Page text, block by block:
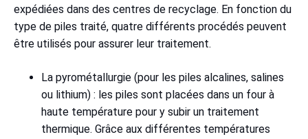
expédiées dans des centres de recyclage. En fonction du
type de piles traité, quatre différents procédés peuvent
être utilisés pour assurer leur traitement.
La pyrométallurgie (pour les piles alcalines, salines
ou lithium) : les piles sont placées dans un four à
haute température pour y subir un traitement
thermique. Grâce aux différentes températures